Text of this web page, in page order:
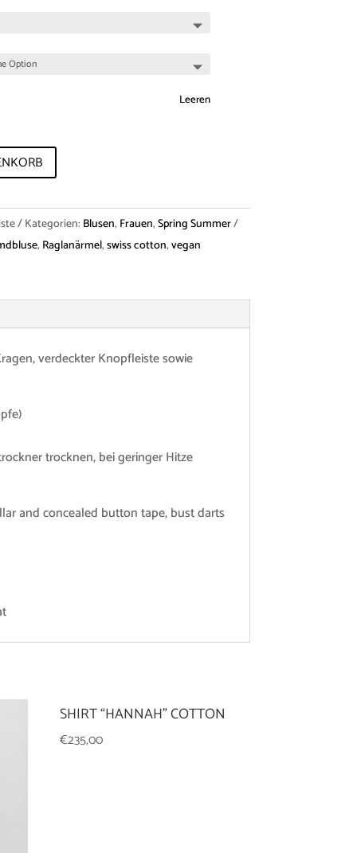
Leeren
Kategorien: Blusen, Frauen,Spring Summer
, Raglanärmel,swiss cotton,vegan
verdeckter Knopfleiste sowie
trocknen, bei geringer Hitze
and concealed button tape, bust darts
SHIRT “HANNAH” COTTON
€235,00